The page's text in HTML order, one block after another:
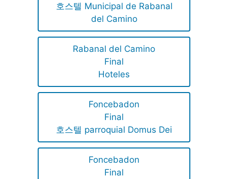
호스텔 Municipal de Rabanal
del Camino
Rabanal del Camino
Final
Hoteles
Foncebadon
Final
호스텔 parroquial Domus Dei
Foncebadon
Final